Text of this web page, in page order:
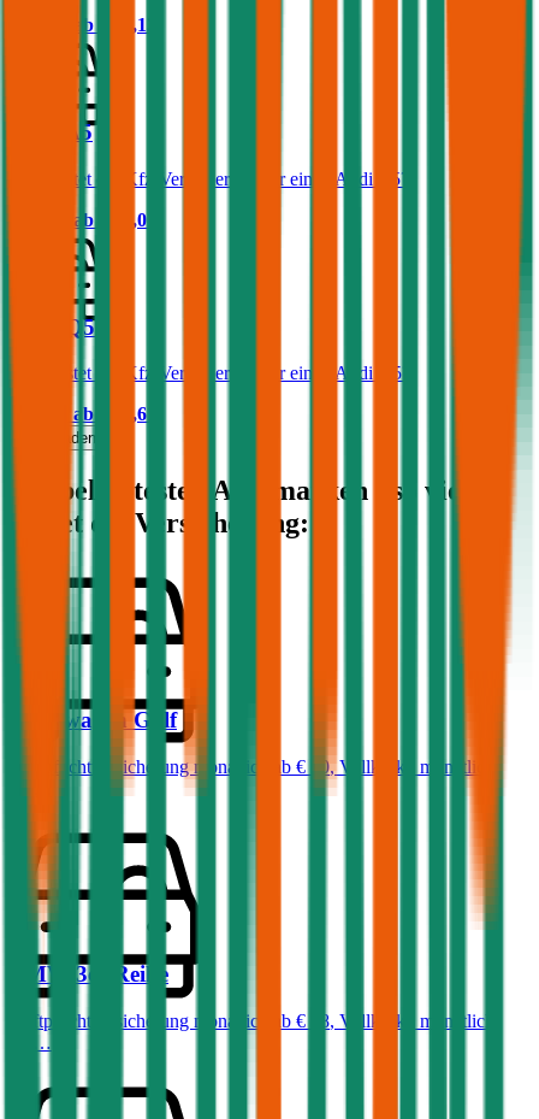
Prämie ab
€ 69,13
Audi A5
Was kostet die Kfz-Versicherung für einen Audi A5?
Prämie ab
€ 64,01
Audi Q5
Was kostet die Kfz-Versicherung für einen Audi Q5?
Prämie ab
€ 85,61
Mehr laden
Die beliebtesten Automarken - so viel
kostet die Versicherung:
Volkswagen Golf
Haftpflichtversicherung monatlich ab € 50,Vollkasko monatlich
BMW 3er-Reihe
Haftpflichtversicherung monatlich ab € 68, Vollkasko monatlich
ab …